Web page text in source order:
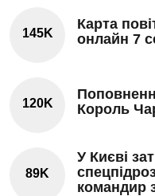
145K
Карта
онлайн 7
120K
Король
89K
У Києві
командир